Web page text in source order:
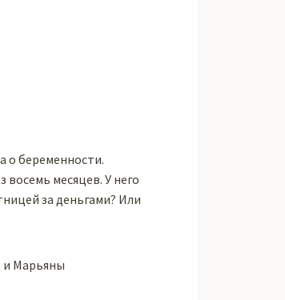
о беременности.
восемь месяцев. У него
за деньгами? Или
и Марьяны